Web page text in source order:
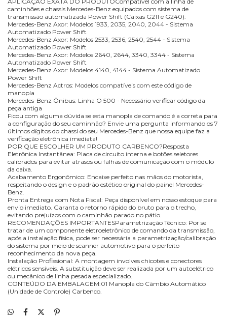
caminhões e chassis Mercedes-Benz equipados com sistema de
transmissão automatizada Power Shift (Caixas G211 e G240):
Mercedes-Benz Axor: Modelos 1933, 2035, 2040, 2044 - Sistema
Automatizado Power Shift
Mercedes-Benz Axor: Modelos 2533, 2536, 2540, 2544 - Sistema
Automatizado Power Shift
Mercedes-Benz Axor: Modelos 2640, 2644, 3340, 3344 - Sistema
Automatizado Power Shift
Mercedes-Benz Axor: Modelos 4140, 4144 - Sistema Automatizado
Power Shift
Mercedes-Benz Actros: Modelos compatíveis com este código de
manopla
Mercedes-Benz Ônibus: Linha O 500 - Necessário verificar código da
peça antiga
Ficou com alguma dúvida se esta manopla de comando é a correta para
a configuração do seu caminhão? Envie uma pergunta informando os 7
últimos dígitos do chassi do seu Mercedes-Benz que nossa equipe faz a
verificação eletrônica imediata!
POR QUE ESCOLHER UM PRODUTO CARBENCO?Resposta
Eletrônica Instantânea: Placa de circuito interna e botões seletores
calibrados para evitar atrasos ou falhas de comunicação com o módulo
da caixa.
Acabamento Ergonômico: Encaixe perfeito nas mãos do motorista,
respeitando o design e o padrão estético original do painel Mercedes-
Benz.
Pronta Entrega com Nota Fiscal: Peça disponível em nosso estoque para
envio imediato. Garanta o retorno rápido do bruto para o trecho,
evitando prejuízos com o caminhão parado no pátio.
RECOMENDAÇÕES IMPORTANTESParametrização Técnico: Por se
tratar de um componente eletroeletrônico de comando da transmissão,
após a instalação física, pode ser necessária a parametrização/calibração
do sistema por meio de scanner automotivo para o perfeito
reconhecimento da nova peça.
Instalação Profissional: A montagem involves chicotes e conectores
elétricos sensíveis. A substituição deve ser realizada por um autoelétrico
ou mecânico de linha pesada especializado.
CONTEÚDO DA EMBALAGEM:01 Manopla do Câmbio Automático
(Unidade de Controle) Carbenco.